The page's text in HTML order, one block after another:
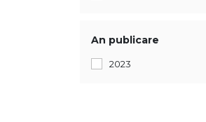
An publicare
2023